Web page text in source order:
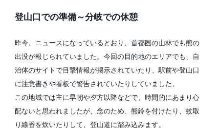
登山口での準備～分岐での休憩
昨今、ニュースになっているとおり、首都圏の山林でも熊の
出没が報じられていました。今回の目的地のエリアでも、自
治体のサイトで目撃情報が掲示されていたり、駅前や登山口
に注意書きや看板で警告されていたりしていました。
この地域では主に早朝や夕方以降などで、時間的にあまり心
配ないと思われましたが、念のため、熊鈴を付けたり、蚊取
り線香を炊いたりして、登山道に踏み込みます。